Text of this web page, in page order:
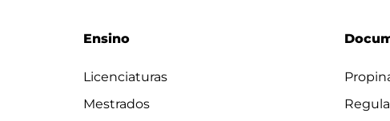
Ensino
Licenciaturas
Mestrados